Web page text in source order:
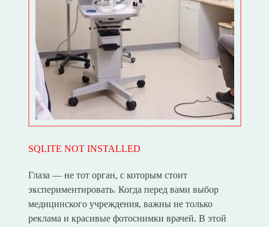
SQLITE NOT INSTALLED
Глаза — не тот орган, с которым стоит
экспериментировать. Когда перед вами выбор
медицинского учреждения, важны не только
реклама и красивые фотоснимки врачей. В этой